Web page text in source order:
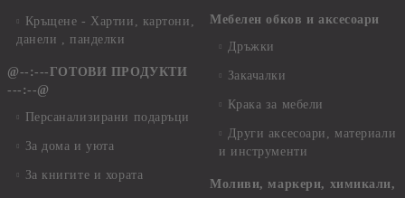
Кръщене - Хартии, картони,
данели , панделки
@--:---ГОТОВИ ПРОДУКТИ
---:--@
Персанализирани подаръци
За дома и уюта
За книгите и хората
Мебелен обков и аксесоари
Дръжки
Закачалки
Крака за мебели
Други аксесоари, материали
и инструменти
Моливи, маркери, химикали,